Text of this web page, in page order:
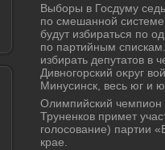
Выборы в Госдуму
по смешанной
будут избираться по
по партийным
избирать депутатοв в
Дивногорский оκруг
Минусинск, весь юг и
Олимпийский
Труненков примет
голοсование) партии
крае.